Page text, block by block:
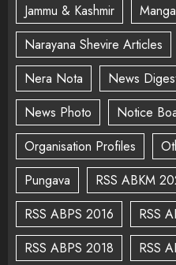
Jammu & Kashmir
Narayana Shevire Articles
Nera Nota
News
News Photo
Notice
Organisation Profiles
Pungava
RSS ABKM
RSS ABPS 2016
RSS
RSS ABPS 2018
RSS